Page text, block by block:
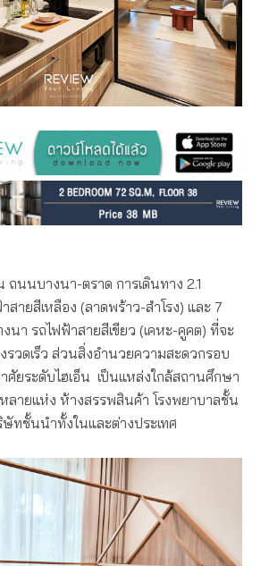
ถนนบางนา-ตราด การเดินทาง 2.1
สายสีเหลือง (ลาดพร้าว-สำโรง) และ 7
นา รถไฟฟ้าสายสีเขียว (เคหะ-คูคต) ที่จะ
งรวดเร็ว ส่วนสิ่งอำนวยความสะดวกรอบ
ศัยระดับไฮเอ็น เป็นแหล่งใกล้สถานศึกษา
ลายแห่ง ห้างสรรพสินค้า โรงพยาบาลชั้น
ทชั้นนำทั้งในและต่างประเทศ